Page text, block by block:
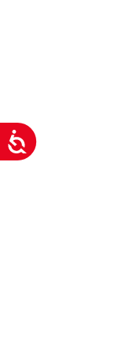
Acessibilidade